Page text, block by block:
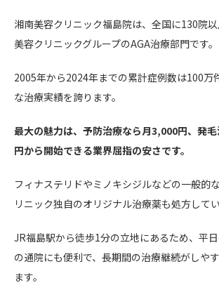
湘南美容クリニック福島院は、全国に130院
美容クリニックグループのAGA治療部門です。
2005年から2024年までの累計症例数は100万
な治療実績を誇ります。
最大の魅力は、予防治療なら月3,000円、発
円から開始できる業界屈指の安さです。
フィナステリドやミノキシジルなどの一般的
リニック独自のオリジナル治療薬も処方してい
JR福島駅から徒歩1分の立地にあるため、平
の通院にも便利で、長期間の治療継続がしや
ます。